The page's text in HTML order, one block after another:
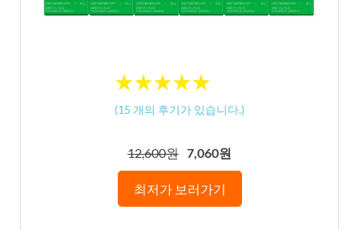
★★★★★
★★★★★
(15 개의 후기가 있습니다.)
12,600원 7,060원
최저가 보러가기